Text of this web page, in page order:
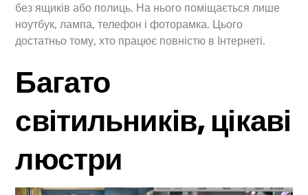
без ящиків або полиць. На нього поміщається лише
ноутбук, лампа, телефон і фоторамка. Цього
достатньо тому, хто працює повністю в Інтернеті.
Багато
світильників, цікаві
люстри